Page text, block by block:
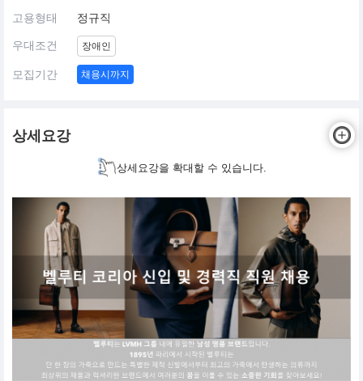
고용형태 정규직
우대조건 장애인
모집기간 채용시까지
상세요강
상세요강을 확대할 수 있습니다.